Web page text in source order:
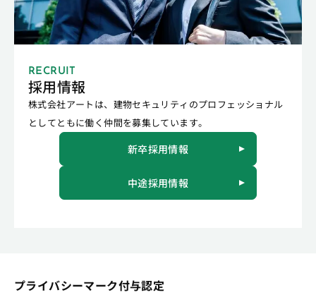
RECRUIT
採用情報
株式会社アートは、建物セキュリティのプロフェッショナル
としてともに働く仲間を募集しています。
新卒採用情報
中途採用情報
プライバシーマーク付与認定